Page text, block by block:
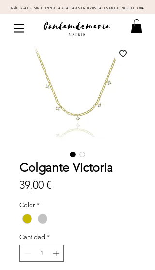
ENVÍO GRATIS +50€ I PENINSULA Y BALEARES I NUEVOS PACKS AMIGO INVISIBLE <30€
Colgante Victoria
39,00 €Precio
Color *
Cantidad *